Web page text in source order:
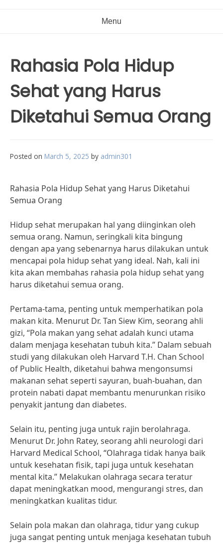
Menu
Rahasia Pola Hidup
Sehat yang Harus
Diketahui Semua Orang
Posted on March 5, 2025 by admin301
Rahasia Pola Hidup Sehat yang Harus Diketahui
Semua Orang
Hidup sehat merupakan hal yang diinginkan oleh
semua orang. Namun, seringkali kita bingung
dengan apa yang sebenarnya harus dilakukan untuk
mencapai pola hidup sehat yang ideal. Nah, kali ini
kita akan membahas rahasia pola hidup sehat yang
harus diketahui semua orang.
Pertama-tama, penting untuk memperhatikan pola
makan kita. Menurut Dr. Tan Siew Kim, seorang ahli
gizi, “Pola makan yang sehat adalah kunci utama
dalam menjaga kesehatan tubuh kita.” Dalam sebuah
studi yang dilakukan oleh Harvard T.H. Chan School
of Public Health, diketahui bahwa mengonsumsi
makanan sehat seperti sayuran, buah-buahan, dan
protein nabati dapat membantu menurunkan risiko
penyakit jantung dan diabetes.
Selain itu, penting juga untuk rajin berolahraga.
Menurut Dr. John Ratey, seorang ahli neurologi dari
Harvard Medical School, “Olahraga tidak hanya baik
untuk kesehatan fisik, tapi juga untuk kesehatan
mental kita.” Melakukan olahraga secara teratur
dapat meningkatkan mood, mengurangi stres, dan
meningkatkan kualitas tidur.
Selain pola makan dan olahraga, tidur yang cukup
juga sangat penting untuk menjaga kesehatan tubuh